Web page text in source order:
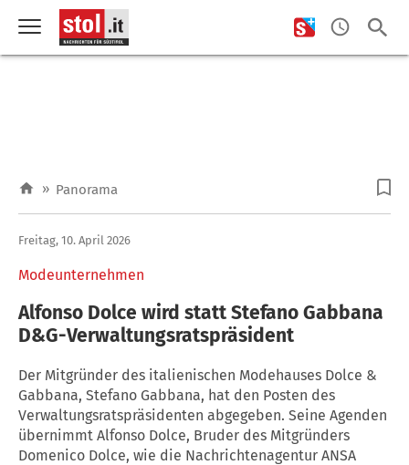
» Panorama
Modeunternehmen
Freitag, 10. April 2026
Alfonso Dolce wird statt Stefano Gabbana
D&G-Verwaltungsratspräsident
Der Mitgründer des italienischen Modehauses Dolce &
Gabbana, Stefano Gabbana, hat den Posten des
Verwaltungsratspräsidenten abgegeben. Seine Agenden
übernimmt Alfonso Dolce, Bruder des Mitgründers
Domenico Dolce, wie die Nachrichtenagentur ANSA